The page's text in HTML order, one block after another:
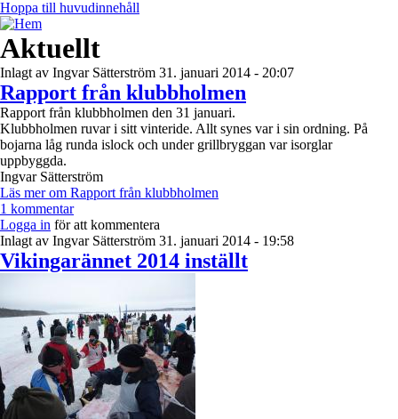
Hoppa till huvudinnehåll
Aktuellt
Inlagt av Ingvar Sätterström 31. januari 2014 - 20:07
Rapport från klubbholmen
Rapport från klubbholmen den 31 januari.
Klubbholmen ruvar i sitt vinteride. Allt synes var i sin ordning. På
bojarna låg runda islock och under grillbryggan var isorglar
uppbyggda.
Ingvar Sätterström
Läs merom Rapport från klubbholmen
1 kommentar
Logga in för att kommentera
Inlagt av Ingvar Sätterström 31. januari 2014 - 19:58
Vikingarännet 2014 inställt